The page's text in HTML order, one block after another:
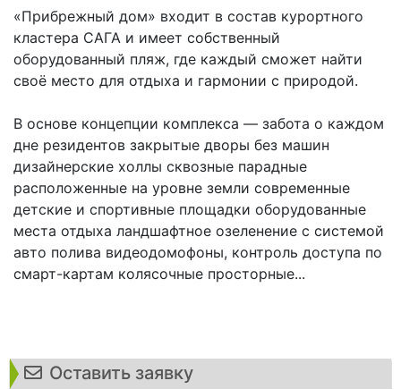
Оставить заявку
«Прибрежный дом» входит в состав курортного
кластера САГА и имеет собственный
оборудованный пляж, где каждый сможет найти
своё место для отдыха и гармонии с природой.
В основе концепции комплекса — забота о каждом
дне резидентов закрытые дворы без машин
дизайнерские холлы сквозные парадные
расположенные на уровне земли современные
детские и спортивные площадки оборудованные
места отдыха ландшафтное озеленение с системой
авто полива видеодомофоны, контроль доступа по
смарт-картам колясочные просторные...